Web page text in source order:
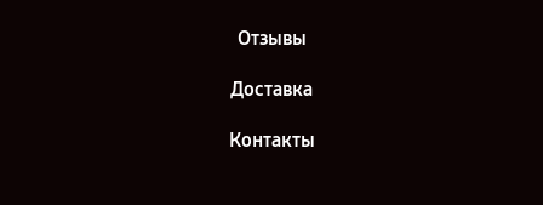
Отзывы
Доставка
Контакты